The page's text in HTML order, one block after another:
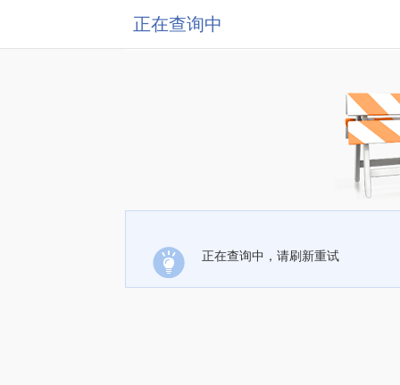
正在查询中
正在查询中，请刷新重试